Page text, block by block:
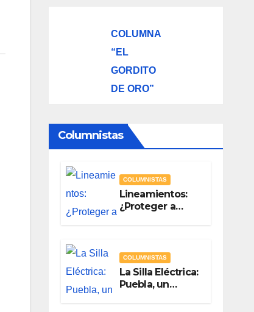
COLUMNA
“EL
GORDITO
DE ORO”
Columnistas
COLUMNISTAS
Lineamientos:
¿Proteger a
COLUMNISTAS
La Silla Eléctrica:
Puebla, un